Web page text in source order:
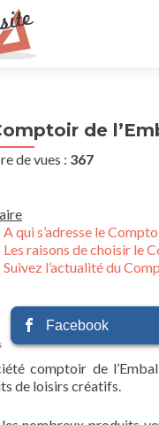
de
de vues : 367
A qui s’adresse le
Les raisons de choisir le
Suivez l’actualité du
Facebook
comptoir de
de loisirs créatifs.